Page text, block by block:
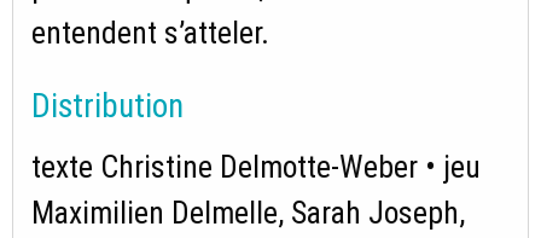
entendent s’atteler.
Distribution
texte Christine Delmotte-Weber • jeu
Maximilien Delmelle, Sarah Joseph,